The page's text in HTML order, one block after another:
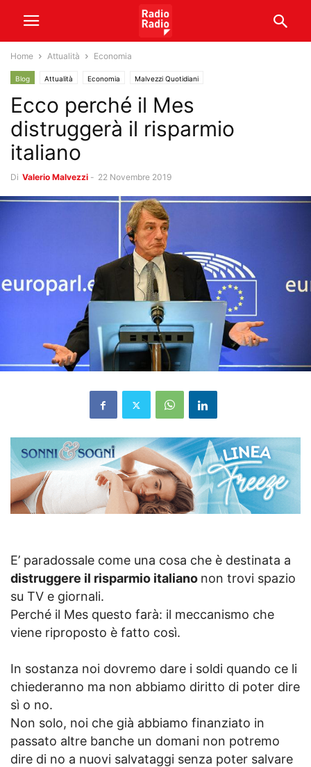
Home Attualità Economia
Blog Attualità Economia Malvezzi Quotidiani
Ecco perché il Mes
distruggerà il risparmio
italiano
Di Valerio Malvezzi - 22 Novembre 2019
E’ paradossale come una cosa che è destinata a
distruggere il risparmio italiano non trovi spazio
su TV e giornali.
Perché il Mes questo farà: il meccanismo che
viene riproposto è fatto così.
In sostanza noi dovremo dare i soldi quando ce li
chiederanno ma non abbiamo diritto di poter dire
sì o no.
Non solo, noi che già abbiamo finanziato in
passato altre banche un domani non potremo
dire di no a nuovi salvataggi senza poter salvare